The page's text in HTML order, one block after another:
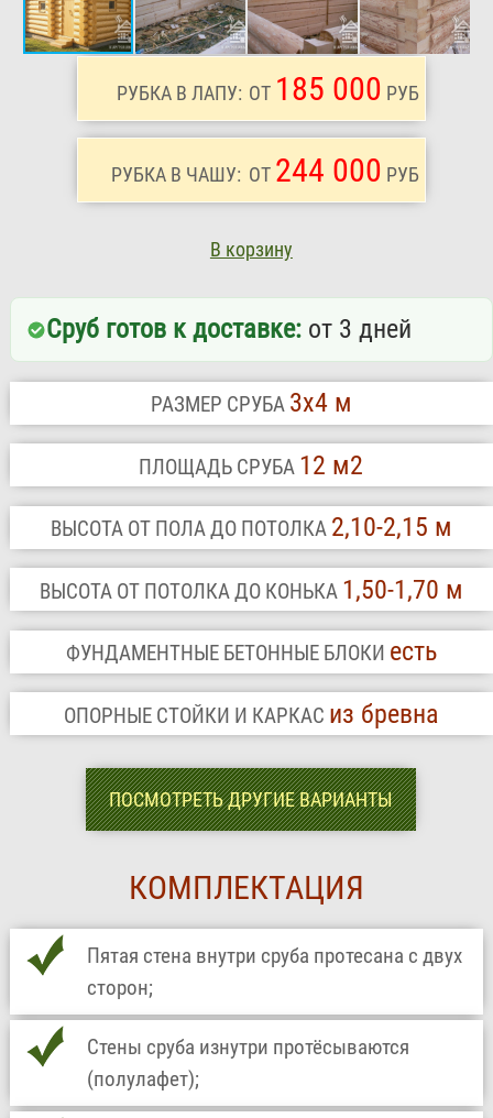
РУБКА В ЛАПУ: ОТ 185 000 РУБ
РУБКА В ЧАШУ: ОТ 244 000 РУБ
В корзину
Сруб готов к доставке:от 3 дней
РАЗМЕР СРУБА 3х4 м
ПЛОЩАДЬ СРУБА 12 м2
ВЫСОТА ОТ ПОЛА ДО ПОТОЛКА 2,10-2,15 м
ВЫСОТА ОТ ПОТОЛКА ДО КОНЬКА 1,50-1,70 м
ФУНДАМЕНТНЫЕ БЕТОННЫЕ БЛОКИ есть
ОПОРНЫЕ СТОЙКИ И КАРКАС из бревна
ПОСМОТРЕТЬ ДРУГИЕ ВАРИАНТЫ
КОМПЛЕКТАЦИЯ
Пятая стена внутри сруба протесана с двух
сторон;
Стены сруба изнутри протёсываются
(полулафет);